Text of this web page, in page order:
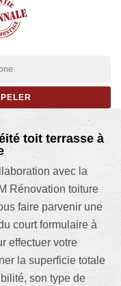
toit terrasse à
avec la
Rénovation toiture
faire parvenir une
court formulaire à
effectuer votre
la superficie totale
son type de